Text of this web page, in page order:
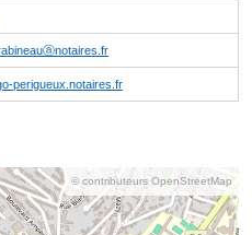
perigueux.notaires.fr
© contributeurs OpenStreetMap